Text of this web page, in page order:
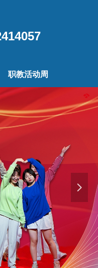
职教活动周
职教活动周
넲